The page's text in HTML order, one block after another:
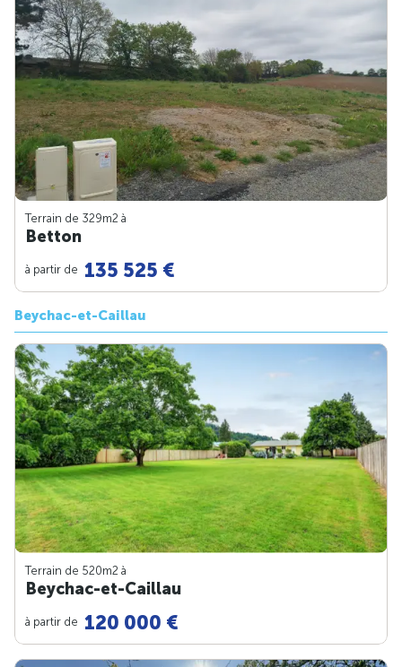
Terrain de 329m2 à
Betton
à partir de 135 525 €
Beychac-et-Caillau
Terrain de 520m2 à
Beychac-et-Caillau
à partir de 120 000 €